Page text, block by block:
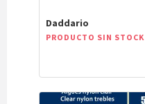
Daddario
PRODUCTO SIN STOCK